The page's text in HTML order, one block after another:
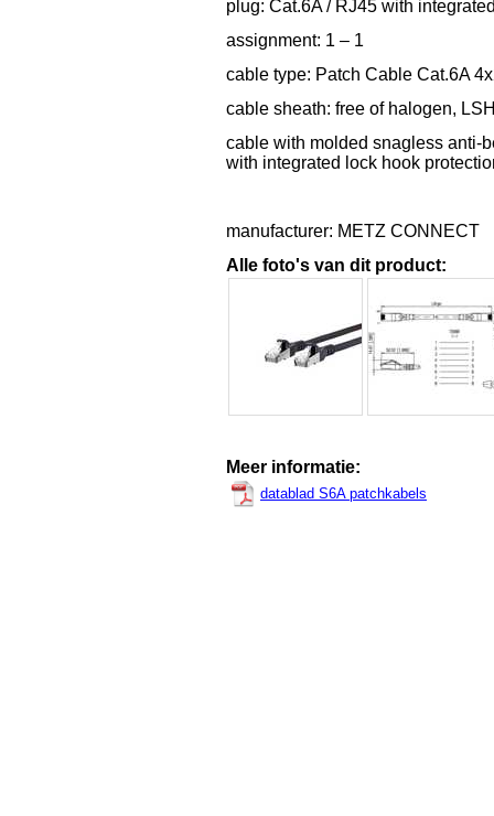
plug: Cat.6A / RJ45 with
assignment: 1 – 1
cable type: Patch Cable Cat.6A
cable sheath: free of halogen,
cable with molded snagless anti-
with integrated lock hook
manufacturer: METZ CONNECT
Alle foto's van dit product:
Meer informatie:
datablad S6A patchkabels